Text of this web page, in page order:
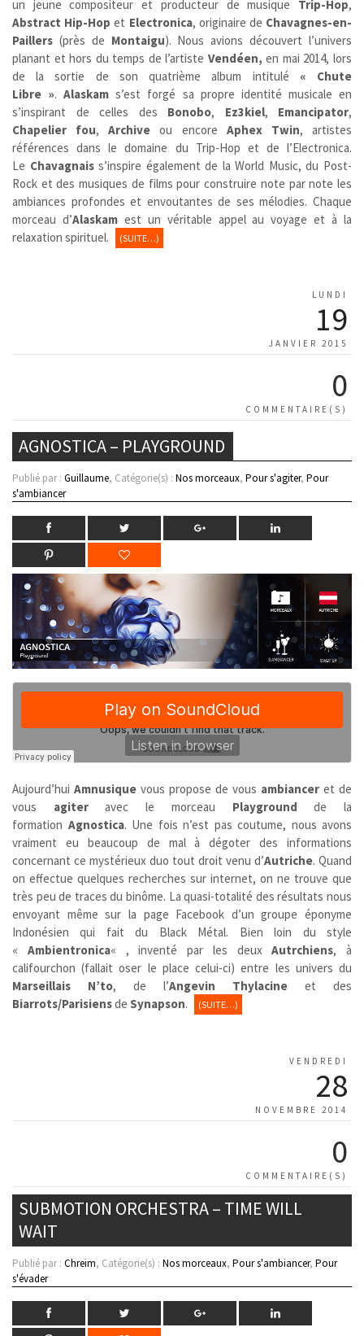
un jeune compositeur et producteur de musique Trip-Hop,
Abstract Hip-Hop et Electronica, originaire de Chavagnes-en-
Paillers (près de Montaigu). Nous avions découvert l’univers
planant et hors du temps de l’artiste Vendéen, en mai 2014, lors
de la sortie de son quatrième album intitulé « Chute
Libre ».Alaskam s’est forgé sa propre identité musicale en
s’inspirant de celles des Bonobo, Ez3kiel, Emancipator,
Chapelier fou,Archive ou encore Aphex Twin, artistes
références dans le domaine du Trip-Hop et de l’Electronica.
Le Chavagnaiss’inspire également de la World Music, du Post-
Rock et des musiques de films pour construire note par note les
ambiances profondes et envoutantes de ses mélodies. Chaque
morceau d’Alaskamest un véritable appel au voyage et à la
relaxation spirituel.
(SUITE…)
LUNDI
19
JANVIER 2015
0
COMMENTAIRE(S)
AGNOSTICA – PLAYGROUND
Publié par : Guillaume, Catégorie(s) : Nos morceaux, Pour s'agiter, Pour
s'ambiancer
Aujourd’hui Amnusique vous propose de vous ambiancer et de
vous agiteravec le morceau Playground de la
formation Agnostica. Une fois n’est pas coutume, nous avons
vraiment eu beaucoup de mal à dégoter des informations
concernant ce mystérieux duo tout droit venu d’Autriche. Quand
on effectue quelques recherches sur internet, on ne trouve que
très peu de traces du binôme. La quasi-totalité des résultats nous
envoyant même sur la page Facebook d’un groupe éponyme
Indonésien qui fait du Black Métal. Bien loin du style
« Ambientronica« , inventé par les deuxAutrchiens, à
califourchon (fallait oser le place celui-ci) entre les univers du
Marseillais
N’to, de l’Angevin Thylacine et des
Biarrots/Parisiensde Synapson. (SUITE…)
VENDREDI
28
NOVEMBRE 2014
0
COMMENTAIRE(S)
SUBMOTION ORCHESTRA – TIME WILL
WAIT
Publié par : Chreim, Catégorie(s) : Nos morceaux, Pour s'ambiancer, Pour
s'évader